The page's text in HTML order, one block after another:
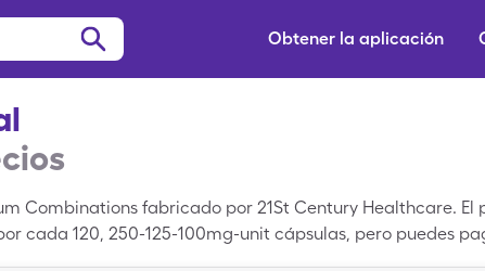
Obtener la aplicación
Combinations fabricado por 21St Century Healthcare.
cada 120, 250-125-100mg-unit cápsulas, pero puedes